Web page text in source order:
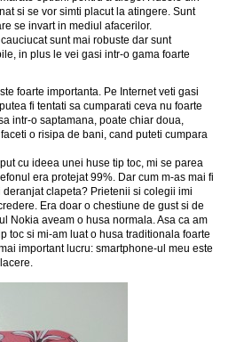
si se vor simti placut la atingere. Sunt
se invart in mediul afacerilor.
sunt mai robuste dar sunt
in plus le vei gasi intr-o gama foarte
foarte importanta. Pe Internet veti gasi
fi tentati sa cumparati ceva nu foarte
intr-o saptamana, poate chiar doua,
o risipa de bani, cand puteti cumpara
cu ideea unei huse tip toc, mi se parea
era protejat 99%. Dar cum m-as mai fi
deranjat clapeta? Prietenii si colegii imi
Era doar o chestiune de gust si de
Nokia aveam o husa normala. Asa ca am
toc si mi-am luat o husa traditionala foarte
important lucru: smartphone-ul meu este